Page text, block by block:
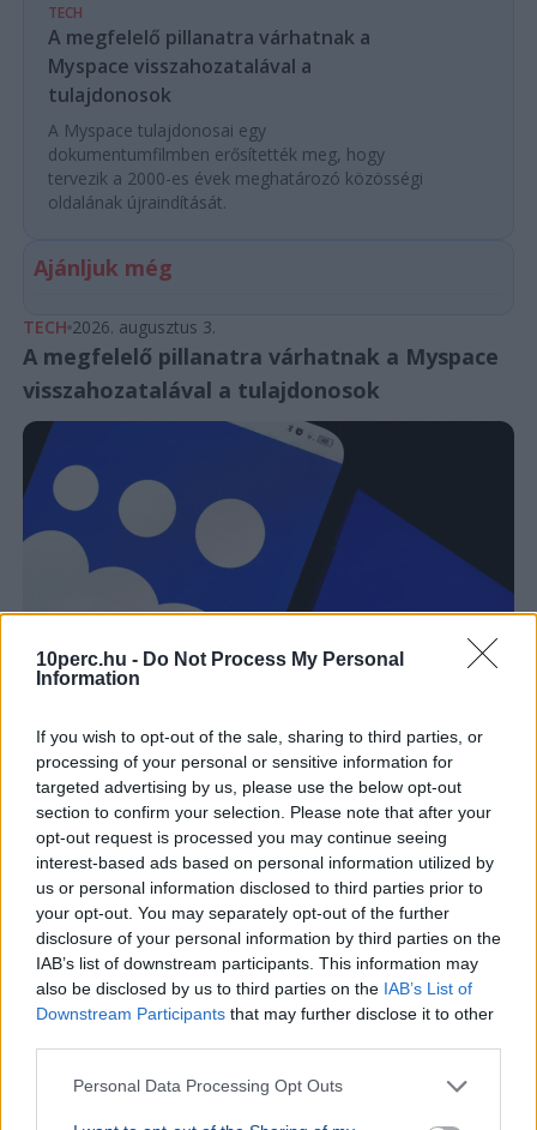
10perc.hu - Do Not Process My Personal
Information
If you wish to opt-out of the sale, sharing to third parties, or
processing of your personal or sensitive information for
targeted advertising by us, please use the below opt-out
section to confirm your selection. Please note that after your
opt-out request is processed you may continue seeing
interest-based ads based on personal information utilized by
us or personal information disclosed to third parties prior to
your opt-out. You may separately opt-out of the further
disclosure of your personal information by third parties on the
IAB’s list of downstream participants. This information may
also be disclosed by us to third parties on the IAB’s List of
Downstream Participants that may further disclose it to other
Personal Data Processing Opt Outs
TECH
A megfelelő pillanatra várhatnak a
Myspace visszahozatalával a
tulajdonosok
A Myspace tulajdonosai egy
dokumentumfilmben erősítették meg, hogy
tervezik a 2000-es évek meghatározó közösségi
oldalának újraindítását.
Ajánljuk még
TECH 2026. augusztus 3.
A megfelelő pillanatra várhatnak a Myspace
visszahozatalával a tulajdonosok
Facebook Google Technológia
A Myspace tulajdonosai egy dokumentumfilmben
erősítették meg, hogy tervezik a 2000-es évek
meghatározó közösségi oldalának újraindítását.
Bővebben...
TECH 2026. augusztus 3.
Interaktív térkép mutatja Magyarország
energiaellátási helyzetét